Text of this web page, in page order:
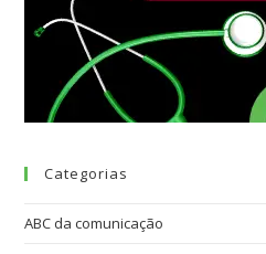
Categorias
ABC da comunicação